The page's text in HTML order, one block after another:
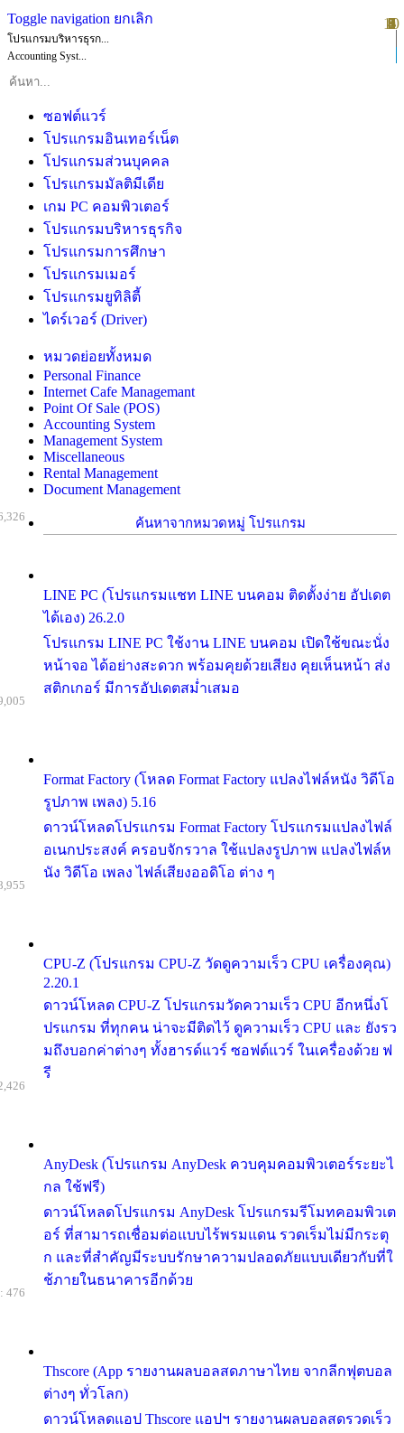
Toggle navigation ยกเลิก
โปรแกรมบริหารธุรก...
Accounting Syst...
ซอฟต์แวร์
โปรแกรมอินเทอร์เน็ต
โปรแกรมส่วนบุคคล
โปรแกรมมัลติมีเดีย
เกม PC คอมพิวเตอร์
โปรแกรมบริหารธุรกิจ
โปรแกรมการศึกษา
โปรแกรมเมอร์
โปรแกรมยูทิลิตี้
ไดร์เวอร์ (Driver)
หมวดย่อยทั้งหมด
Personal Finance
Internet Cafe Managemant
Point Of Sale (POS)
Accounting System
Management System
Miscellaneous
Rental Management
Document Management
ค้นหาจากหมวดหมู่ โปรแกรม
LINE PC (โปรแกรมแชท LINE บนคอม ติดตั้งง่าย อัปเดต
ได้เอง) 26.2.0
โปรแกรม LINE PC ใช้งาน LINE บนคอม เปิดใช้ขณะนั่ง
หน้าจอ ได้อย่างสะดวก พร้อมคุยด้วยเสียง คุยเห็นหน้า ส่ง
สติกเกอร์ มีการอัปเดตสม่ำเสมอ
Format Factory (โหลด Format Factory แปลงไฟล์หนัง วิดีโอ
รูปภาพ เพลง) 5.16
ดาวน์โหลดโปรแกรม Format Factory โปรแกรมแปลงไฟล์
อเนกประสงค์ ครอบจักรวาล ใช้แปลงรูปภาพ แปลงไฟล์ห
นัง วิดีโอ เพลง ไฟล์เสียงออดิโอ ต่าง ๆ
CPU-Z (โปรแกรม CPU-Z วัดดูความเร็ว CPU เครื่องคุณ)
2.20.1
ดาวน์โหลด CPU-Z โปรแกรมวัดความเร็ว CPU อีกหนึ่งโ
ปรแกรม ที่ทุกคน น่าจะมีติดไว้ ดูความเร็ว CPU และ ยังรว
มถึงบอกค่าต่างๆ ทั้งฮารด์แวร์ ซอฟต์แวร์ ในเครื่องด้วย ฟ
รี
AnyDesk (โปรแกรม AnyDesk ควบคุมคอมพิวเตอร์ระยะไ
กล ใช้ฟรี)
ดาวน์โหลดโปรแกรม AnyDesk โปรแกรมรีโมทคอมพิวเต
อร์ ที่สามารถเชื่อมต่อแบบไร้พรมแดน รวดเร็มไม่มีกระตุ
ก และที่สำคัญมีระบบรักษาความปลอดภัยแบบเดียวกับที่ใ
ช้ภายในธนาคารอีกด้วย
Thscore (App รายงานผลบอลสดภาษาไทย จากลีกฟุตบอล
ต่างๆ ทั่วโลก)
ดาวน์โหลดแอป Thscore แอปฯ รายงานผลบอลสดรวดเร็ว
476
1
2
3
4
5
6
7
8
9
10